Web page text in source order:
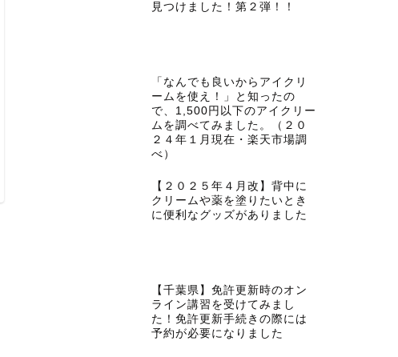
見つけました！第２弾！！
「なんでも良いからアイクリ
ームを使え！」と知ったの
で、1,500円以下のアイクリー
ムを調べてみました。（２０
２４年１月現在・楽天市場調
べ）
【２０２５年４月改】背中に
クリームや薬を塗りたいとき
に便利なグッズがありました
【千葉県】免許更新時のオン
ライン講習を受けてみまし
た！免許更新手続きの際には
予約が必要になりました